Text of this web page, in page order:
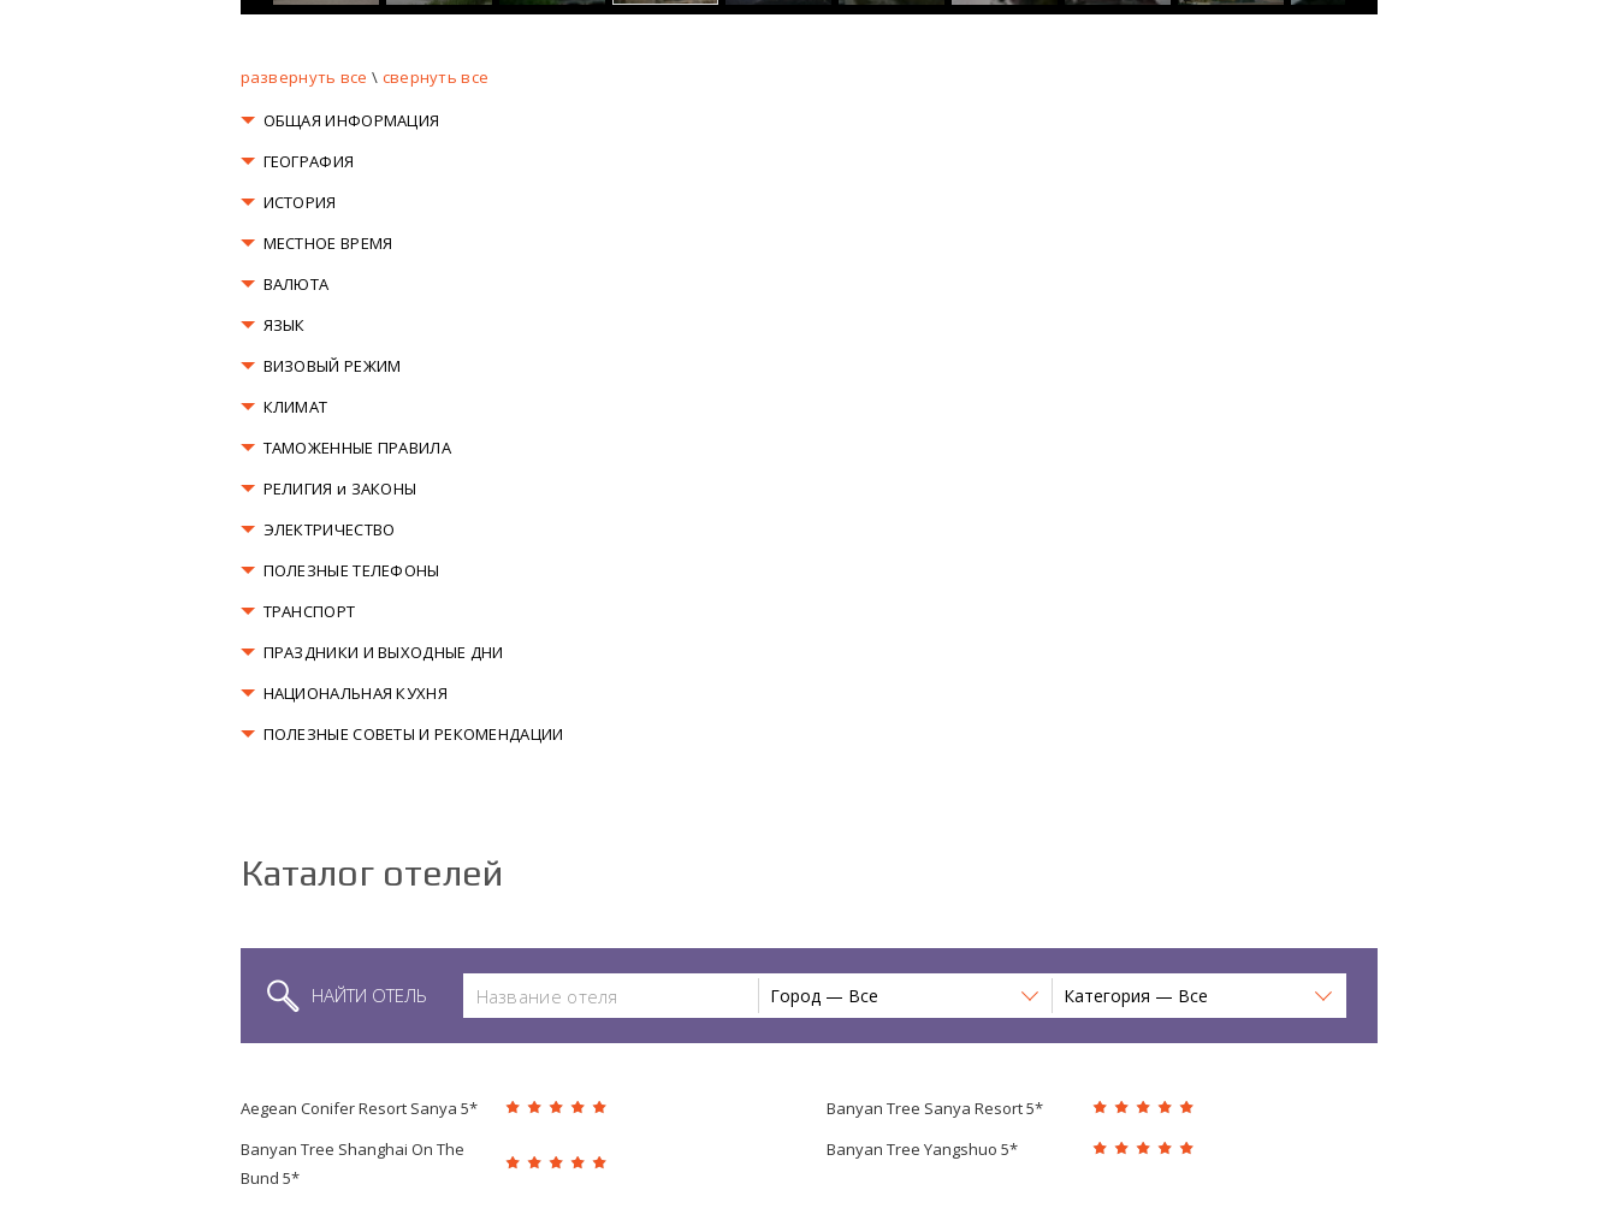
развернуть все \ свернуть все
ОБЩАЯ ИНФОРМАЦИЯ
ГЕОГРАФИЯ
ИСТОРИЯ
МЕСТНОЕ ВРЕМЯ
ВАЛЮТА
ЯЗЫК
ВИЗОВЫЙ РЕЖИМ
КЛИМАТ
ТАМОЖЕННЫЕ ПРАВИЛА
РЕЛИГИЯ и ЗАКОНЫ
ЭЛЕКТРИЧЕСТВО
ПОЛЕЗНЫЕ ТЕЛЕФОНЫ
ТРАНСПОРТ
ПРАЗДНИКИ И ВЫХОДНЫЕ ДНИ
НАЦИОНАЛЬНАЯ КУХНЯ
ПОЛЕЗНЫЕ СОВЕТЫ И РЕКОМЕНДАЦИИ
Каталог отелей
НАЙТИ ОТЕЛЬ Город — Все Категория — Все
Aegean Conifer Resort Sanya 5*
Banyan Tree Sanya Resort 5*
Banyan Tree Shanghai On The
Bund 5*
Banyan Tree Yangshuo 5*